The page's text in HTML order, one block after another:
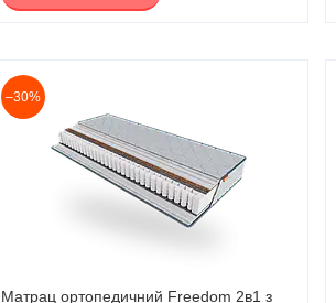
–30%
Матрац ортопедичний Freedom 2в1 з